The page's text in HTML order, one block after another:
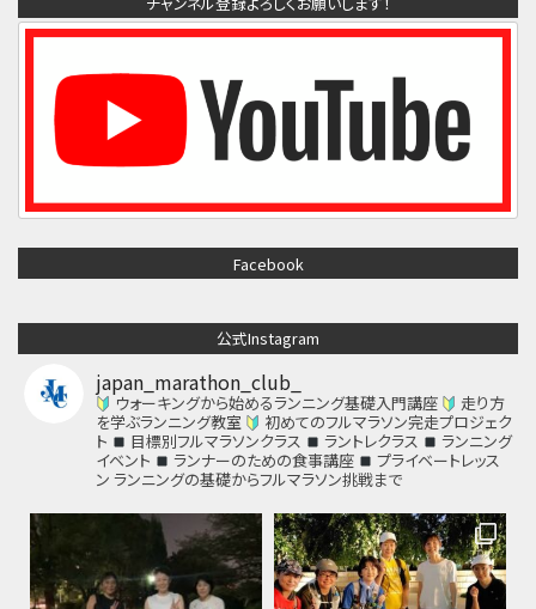
Facebook
公式Instagram
japan_marathon_club_
ウォーキングから始めるランニング基礎入門講座
走り方
を学ぶランニング教室
初めてのフルマラソン完走プロジェク
ト
目標別フルマラソンクラス ラントレクラス
ランニング
イベント
ランナーのための食事講座
プライベートレッス
ン ランニングの基礎からフルマラソン挑戦まで